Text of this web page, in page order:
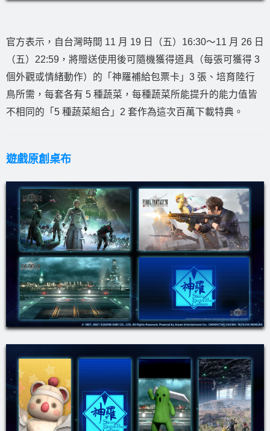
官方表示，自台灣時間 11 月 19 日（五）16:30～11 月 26 日
（五）22:59，將贈送使用後可隨機獲得道具（每張可獲得 3
個外觀或情緒動作）的「神羅補給包票卡」3 張、培育陸行
鳥所需，每套各有 5 種蔬菜，每種蔬菜所能提升的能力值皆
不相同的「5 種蔬菜組合」2 套作為這次百萬下載特典。
遊戲原創桌布